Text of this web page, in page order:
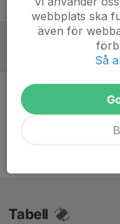
Oskar Ranudd
Tabell
webbplats ska
även för
Så